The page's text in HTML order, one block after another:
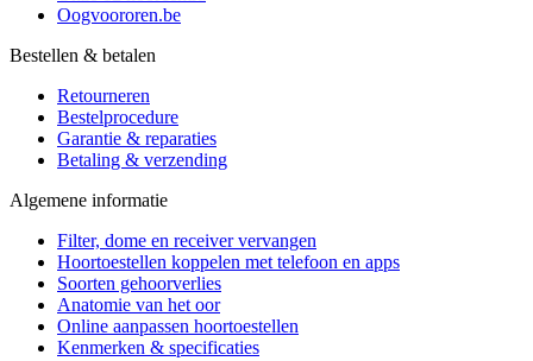
Oogvoororen.be
Bestellen & betalen
Retourneren
Bestelprocedure
Garantie & reparaties
Betaling & verzending
Algemene informatie
Filter, dome en receiver vervangen
Hoortoestellen koppelen met telefoon en apps
Soorten gehoorverlies
Anatomie van het oor
Online aanpassen hoortoestellen
Kenmerken & specificaties